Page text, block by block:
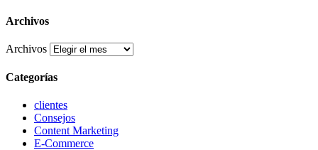
Archivos
Archivos
Categorías
clientes
Consejos
Content Marketing
E-Commerce